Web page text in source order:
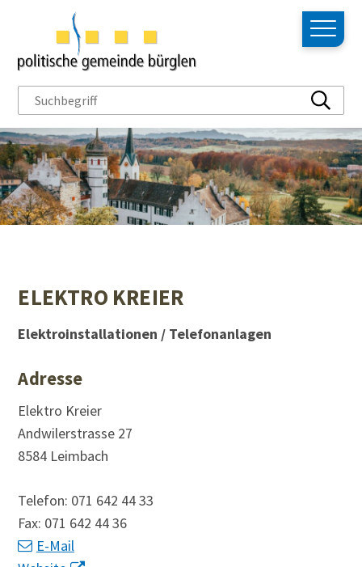
NAVIGIEREN IN BÜRGLEN
Schnellnavigation
Suchbegriff
Suche
ELEKTRO KREIER
Elektroinstallationen / Telefonanlagen
Adresse
Elektro Kreier
Andwilerstrasse 27
8584 Leimbach
Telefon: 071 642 44 33
Fax: 071 642 44 36
E-Mail